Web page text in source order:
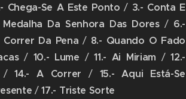
Chega-Se A Este Ponto / 3.- Conta E
Medalha Da Senhora Das Dores/ 6.-
Correr Da Pena / 8.- Quando O Fado
/ 10.- Lume /11.- Ai Miriam /12.-
/14.- A Correr / 15.- Aqui Está-Se
/17.- Triste Sorte